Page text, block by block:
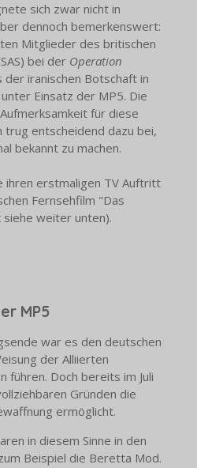
sich zwar nicht in
dennoch bemerkenswert:
Mitglieder des britischen
bei der Operation
der iranischen Botschaft in
Einsatz der MP5. Die
für diese
trug entscheidend dazu bei,
bekannt zu machen.
ihren erstmaligen TV Auftritt
Fernsehfilm "Das
siehe weiter unten).
MP5
war es den deutschen
der Alliierten
führen. Doch bereits im Juli
Gründen die
ermöglicht.
in diesem Sinne in den
Beispiel die Beretta Mod.